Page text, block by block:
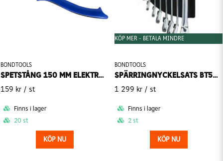
BONDTOOLS
SPETSTÅNG 150 MM ELEKTRONIK BONDTOOLS BT6EST
159 kr / st
Finns i lager
20 st
KÖP NU
KÖP MER - BETALA MINDRE
BONDTOOLS
SPÄRRINGNYCKELSATS BT507 7-DEL BONDTOOLS
1 299 kr / st
Finns i lager
2 st
KÖP NU